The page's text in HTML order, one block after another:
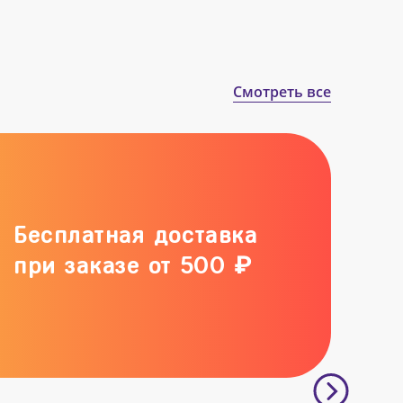
Смотреть все
Бесплатная доставка
при заказе от 500 ₽